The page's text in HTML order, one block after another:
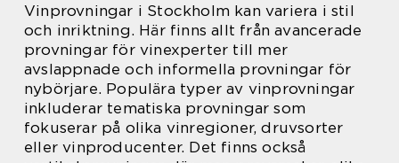
Vinprovningar i Stockholm kan variera i stil
och inriktning. Här finns allt från avancerade
provningar för vinexperter till mer
avslappnade och informella provningar för
nybörjare. Populära typer av vinprovningar
inkluderar tematiska provningar som
fokuserar på olika vinregioner, druvsorter
eller vinproducenter. Det finns också